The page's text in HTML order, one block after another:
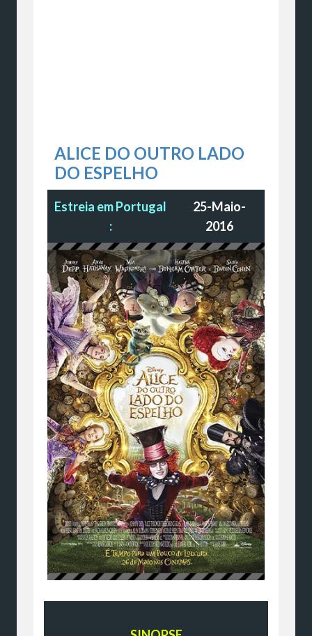
ALICE DO OUTRO LADO
DO ESPELHO
Estreia em Portugal
:
25-Maio-
2016